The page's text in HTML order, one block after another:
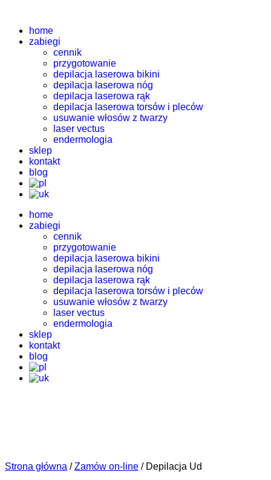
home
zabiegi
cennik
przygotowanie
depilacja laserowa bikini
depilacja laserowa nóg
depilacja laserowa rąk
depilacja laserowa torsów i pleców
usuwanie włosów z twarzy
laser vectus
endermologia
sklep
kontakt
blog
home
zabiegi
cennik
przygotowanie
depilacja laserowa bikini
depilacja laserowa nóg
depilacja laserowa rąk
depilacja laserowa torsów i pleców
usuwanie włosów z twarzy
laser vectus
endermologia
sklep
kontakt
blog
Strona główna /Zamów on-line / Depilacja Ud